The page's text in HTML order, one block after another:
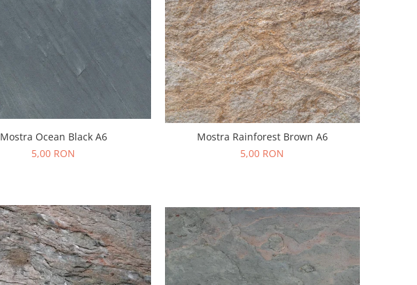
Mostra Ocean Black A6
5,00 RON
Mostra Rainforest Brown A6
5,00 RON